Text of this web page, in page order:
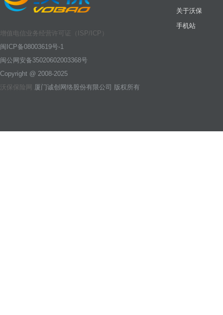
增值电信业务经营许可证（ISP/ICP）
闽ICP备08003619号-1
闽公网安备35020602003368号
Copyright @ 2008-2025
沃保保险网 厦门诚创网络股份有限公司 版权所有
关于沃保
手机站